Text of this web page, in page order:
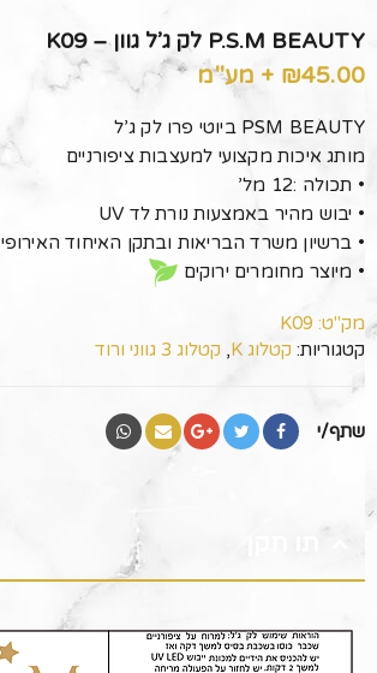
P.S.M BEAUTY לק ג’ל גוון – K09
₪45.00 + מע"מ
PSM BEAUTY ביוטי פרו לק ג’ל
מותג איכות מקצועי למעצבות ציפורניים
• תכולה :12 מל’
• יבוש מהיר באמצעות נורת לד UV
• ברשיון משרד הבריאות ובתקן האיחוד האירופי GMP
• מיוצר מחומרים ירוקים
מק"ט: K09
קטגוריות: קטלוג K , קטלוג 3 גווני ורוד
שתף/י